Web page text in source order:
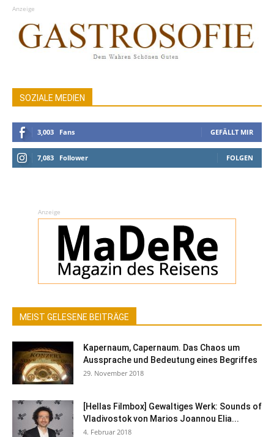
Anzeige
SOZIALE MEDIEN
3,003 Fans GEFÄLLT MIR
7,083 Follower FOLGEN
Anzeige
MEIST GELESENE BEITRÄGE
Kapernaum, Capernaum. Das Chaos um
Aussprache und Bedeutung eines Begriffes
29. November 2018
[Hellas Filmbox] Gewaltiges Werk: Sounds of
Vladivostok von Marios Joannou Elia...
4. Februar 2018